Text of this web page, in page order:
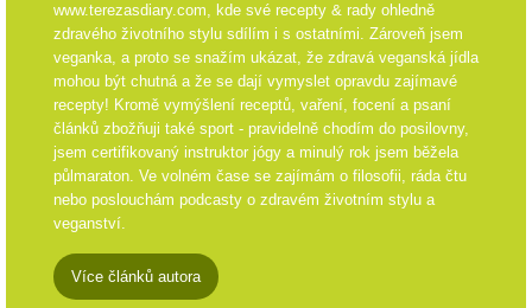
www.terezasdiary.com, kde své recepty & rady ohledně
zdravého životního stylu sdílím i s ostatními. Zároveň jsem
veganka, a proto se snažím ukázat, že zdravá veganská jídla
mohou být chutná a že se dají vymyslet opravdu zajímavé
recepty! Kromě vymýšlení receptů, vaření, focení a psaní
článků zbožňuji také sport - pravidelně chodím do posilovny,
jsem certifikovaný instruktor jógy a minulý rok jsem běžela
půlmaraton. Ve volném čase se zajímám o filosofii, ráda čtu
nebo poslouchám podcasty o zdravém životním stylu a
veganství.
Více článků autora